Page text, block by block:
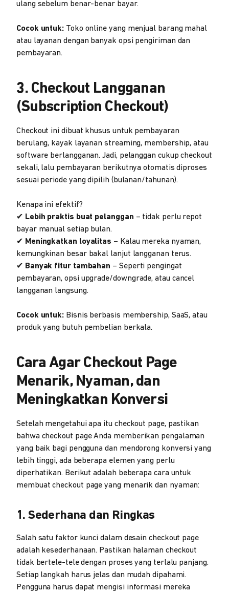
ulang sebelum benar-benar bayar.
Cocok untuk: Toko online yang menjual barang mahal
atau layanan dengan banyak opsi pengiriman dan
pembayaran.
3. Checkout Langganan
(Subscription Checkout)
Checkout ini dibuat khusus untuk pembayaran
berulang, kayak layanan streaming, membership, atau
software berlangganan. Jadi, pelanggan cukup checkout
sekali, lalu pembayaran berikutnya otomatis diproses
sesuai periode yang dipilih (bulanan/tahunan).
Kenapa ini efektif?
✔ Lebih praktis buat pelanggan – tidak perlu repot
bayar manual setiap bulan.
✔ Meningkatkan loyalitas – Kalau mereka nyaman,
kemungkinan besar bakal lanjut langganan terus.
✔ Banyak fitur tambahan – Seperti pengingat
pembayaran, opsi upgrade/downgrade, atau cancel
langganan langsung.
Cocok untuk: Bisnis berbasis membership, SaaS, atau
produk yang butuh pembelian berkala.
Cara Agar Checkout Page
Menarik, Nyaman, dan
Meningkatkan Konversi
Setelah mengetahui apa itu checkout page, pastikan
bahwa checkout page Anda memberikan pengalaman
yang baik bagi pengguna dan mendorong konversi yang
lebih tinggi, ada beberapa elemen yang perlu
diperhatikan. Berikut adalah beberapa cara untuk
membuat checkout page yang menarik dan nyaman:
1. Sederhana dan Ringkas
Salah satu faktor kunci dalam desain checkout page
adalah kesederhanaan. Pastikan halaman checkout
tidak bertele-tele dengan proses yang terlalu panjang.
Setiap langkah harus jelas dan mudah dipahami.
Pengguna harus dapat mengisi informasi mereka